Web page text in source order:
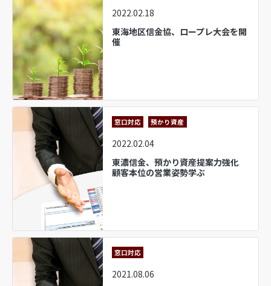
2022.02.18
東海地区信金協、ロープレ大会を開
催
窓口対応 預かり資産
2022.02.04
東濃信金、預かり資産提案力強化
顧客本位の営業姿勢学ぶ
窓口対応
2021.08.06